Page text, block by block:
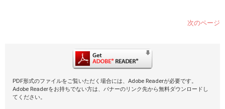
次のページ
PDF形式のファイルをご覧いただく場合には、Adobe Readerが必要です。
Adobe Readerをお持ちでない方は、バナーのリンク先から無料ダウンロードし
てください。